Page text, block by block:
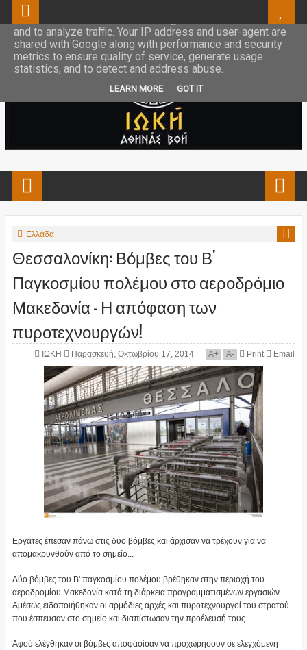
Ελλάδα
Θεσσαλονίκη: Βόμβες του Β'
Παγκοσμίου πολέμου στο αεροδρόμιο
Μακεδονία - Η απόφαση των
πυροτεχνουργών!
ΙΩΚΗ Παρασκευή, Οκτωβρίου 17, 2014 A+ A- Print Email
Εργάτες έπεσαν πάνω στις δύο βόμβες και άρχισαν να τρέχουν για να
απομακρυνθούν από το σημείο...
Δύο βόμβες του Β' παγκοσμίου πολέμου βρέθηκαν στην περιοχή του
αεροδρομίου Μακεδονία κατά τη διάρκεια προγραμματισμένων εργασιών.
Αμέσως ειδοποιήθηκαν οι αρμόδιες αρχές και πυροτεχνουργοί του στρατού
που έσπευσαν στο σημείο και διαπίστωσαν την προέλευσή τους.
Αφού ελέγθηκαν οι βόμβες αποφασίσαν να προχωρήσουν σε ελεγχόμενη
This site uses cookies from Google to deliver its services
and to analyze traffic. Your IP address and user-agent are
shared with Google along with performance and security
metrics to ensure quality of service, generate usage
statistics, and to detect and address abuse.
LEARN MORE GOT IT